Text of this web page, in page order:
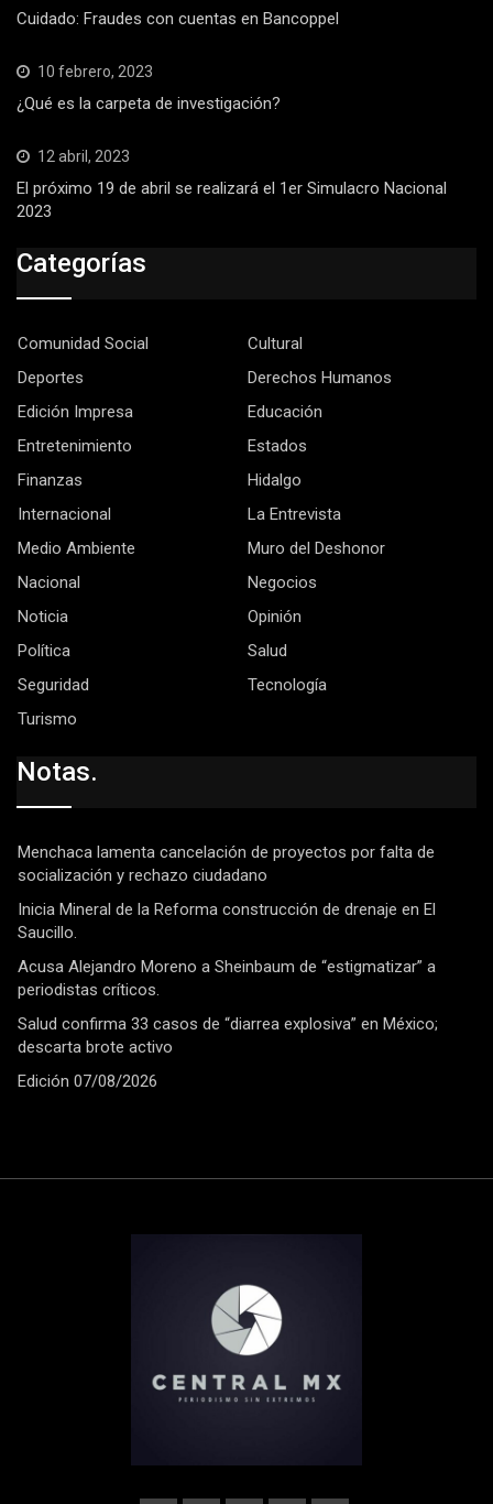
Cuidado: Fraudes con cuentas en Bancoppel
10 febrero, 2023
¿Qué es la carpeta de investigación?
12 abril, 2023
El próximo 19 de abril se realizará el 1er Simulacro Nacional
2023
Categorías
Comunidad Social
Cultural
Deportes
Derechos Humanos
Edición Impresa
Educación
Entretenimiento
Estados
Finanzas
Hidalgo
Internacional
La Entrevista
Medio Ambiente
Muro del Deshonor
Nacional
Negocios
Noticia
Opinión
Política
Salud
Seguridad
Tecnología
Turismo
Notas.
Menchaca lamenta cancelación de proyectos por falta de
socialización y rechazo ciudadano
Inicia Mineral de la Reforma construcción de drenaje en El
Saucillo.
Acusa Alejandro Moreno a Sheinbaum de “estigmatizar” a
periodistas críticos.
Salud confirma 33 casos de “diarrea explosiva” en México;
descarta brote activo
Edición 07/08/2026